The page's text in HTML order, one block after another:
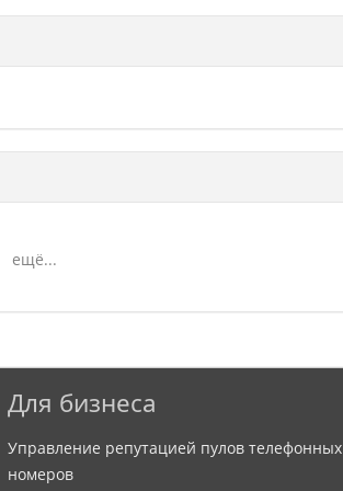
ещё...
Для бизнеса
Управление репутацией пулов телефонных
номеров